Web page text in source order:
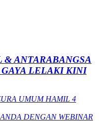
& ANTARABANGSA
LELAKI KINI
UMUM HAMIL 4
DENGAN WEBINAR